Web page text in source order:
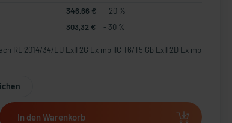
346,66 €
- 20 %
303,32 € - 30 %
RL 2014/34/EU ExII 2G Ex mb IIC T6/T5 Gb ExII 2D Ex mb
In den Warenkorb